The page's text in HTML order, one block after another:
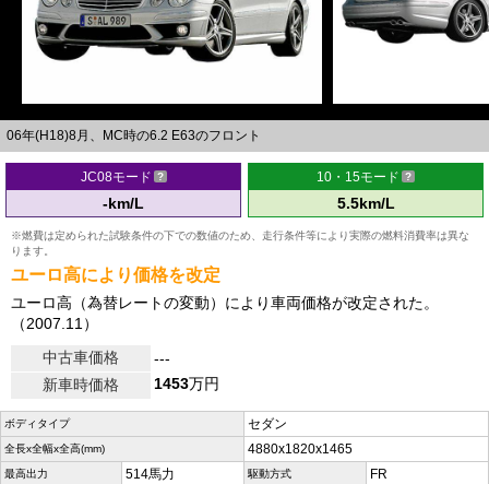
06年(H18)8月、MC時の6.2 E63のフロント
JC08モード
-km/L
10・15モード
5.5km/L
※燃費は定められた試験条件の下での数値のため、走行条件等により実際の燃料消費率は異な
ります。
ユーロ高により価格を改定
ユーロ高（為替レートの変動）により車両価格が改定された。
（2007.11）
中古車価格
---
新車時価格
1453万円
ボディタイプ セダン
全長x全幅x全高(mm) 4880x1820x1465
最高出力 514馬力 駆動方式 FR